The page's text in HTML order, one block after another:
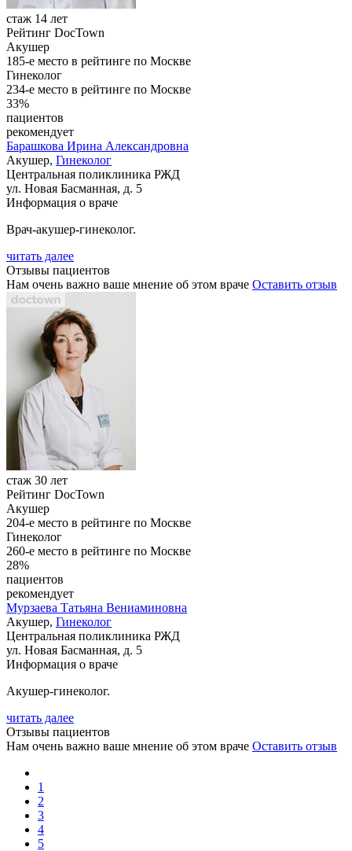
стаж 14 лет
Рейтинг DocTown
Акушер
185-е место в рейтинге по Москве
Гинеколог
234-е место в рейтинге по Москве
33%
пациентов
рекомендует
Барашкова Ирина Александровна
Акушер, Гинеколог
Центральная поликлиника РЖД
ул. Новая Басманная, д. 5
Информация о враче
Врач-акушер-гинеколог.
читать далее
Отзывы пациентов
Нам очень важно ваше мнение об этом враче Оставить отзыв
стаж 30 лет
Рейтинг DocTown
Акушер
204-е место в рейтинге по Москве
Гинеколог
260-е место в рейтинге по Москве
28%
пациентов
рекомендует
Мурзаева Татьяна Вениаминовна
Акушер, Гинеколог
Центральная поликлиника РЖД
ул. Новая Басманная, д. 5
Информация о враче
Акушер-гинеколог.
читать далее
Отзывы пациентов
Нам очень важно ваше мнение об этом враче Оставить отзыв
1
2
3
4
5